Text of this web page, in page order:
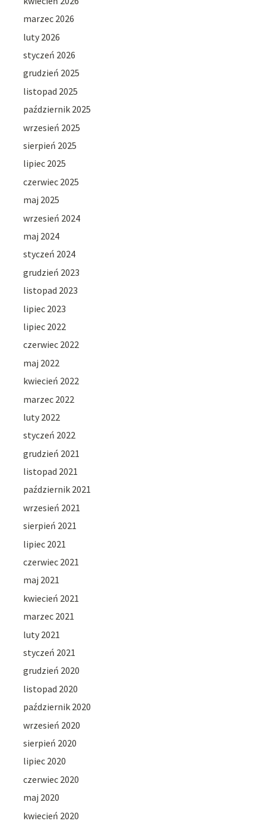
marzec 2026
luty 2026
styczeń 2026
grudzień 2025
listopad 2025
październik 2025
wrzesień 2025
sierpień 2025
lipiec 2025
czerwiec 2025
maj 2025
wrzesień 2024
maj 2024
styczeń 2024
grudzień 2023
listopad 2023
lipiec 2023
lipiec 2022
czerwiec 2022
maj 2022
kwiecień 2022
marzec 2022
luty 2022
styczeń 2022
grudzień 2021
listopad 2021
październik 2021
wrzesień 2021
sierpień 2021
lipiec 2021
czerwiec 2021
maj 2021
kwiecień 2021
marzec 2021
luty 2021
styczeń 2021
grudzień 2020
listopad 2020
październik 2020
wrzesień 2020
sierpień 2020
lipiec 2020
czerwiec 2020
maj 2020
kwiecień 2020